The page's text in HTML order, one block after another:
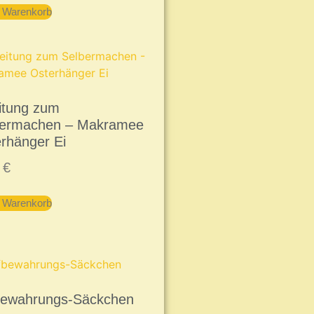
zum
– Makramee
Ei
€
Säckchen